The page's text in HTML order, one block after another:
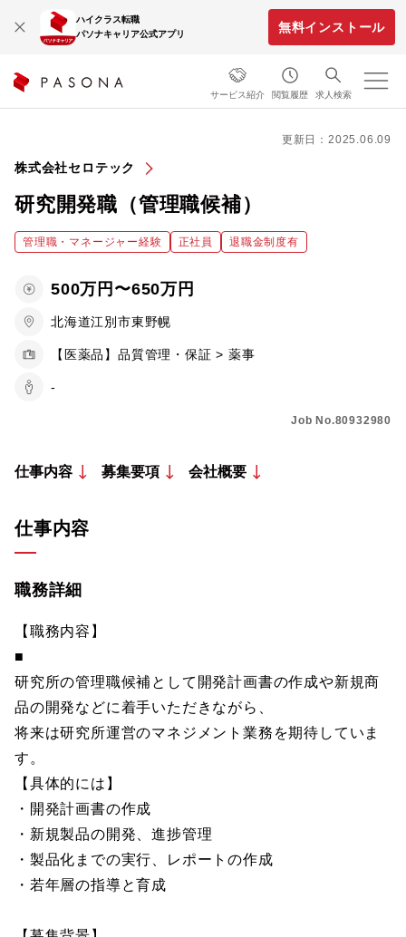
ハイクラス転職
パソナキャリア公式アプリ
無料インストール
サービス紹介 閲覧履歴 求人検索
更新日：2025.06.09
株式会社セロテック
研究開発職（管理職候補）
管理職・マネージャー経験 正社員 退職金制度有
500万円〜650万円
北海道江別市東野幌
【医薬品】品質管理・保証 > 薬事
-
Job No.80932980
仕事内容 募集要項 会社概要
仕事内容
職務詳細
【職務内容】
■
研究所の管理職候補として開発計画書の作成や新規商
品の開発などに着手いただきながら、
将来は研究所運営のマネジメント業務を期待していま
す。
【具体的には】
・開発計画書の作成
・新規製品の開発、進捗管理
・製品化までの実行、レポートの作成
・若年層の指導と育成